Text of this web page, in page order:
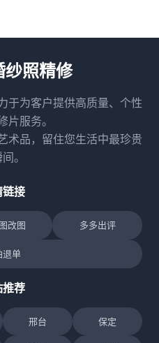
纱照精修
于为客户提供高质量、个性
片服务。
术品，留住您生活中最珍贵
。
链接
改图 多多出评
退单
推荐
邢台 保定